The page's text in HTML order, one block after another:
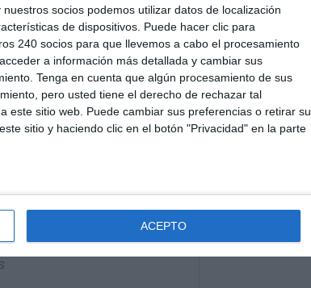
socios podemos utilizar datos de localización
de dispositivos. Puede hacer clic para
240 socios para que llevemos a cabo el procesamiento
a información más detallada y cambiar sus
Tenga en cuenta que algún procesamiento de sus
pero usted tiene el derecho de rechazar tal
este sitio web. Puede cambiar sus preferencias o retirar su
sitio y haciendo clic en el botón "Privacidad" en la parte
ACEPTO